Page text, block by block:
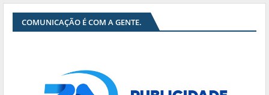
COMUNICAÇÃO É COM A GENTE.